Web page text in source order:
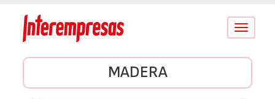
Conmutar
MADERA